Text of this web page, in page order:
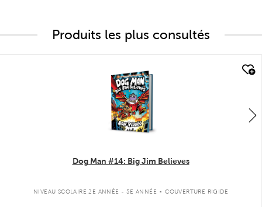
Produits les plus consultés
Dog Man #14: Big Jim Believes
NIVEAU SCOLAIRE 2E ANNÉE - 5E ANNÉE . COUVERTURE RIGIDE